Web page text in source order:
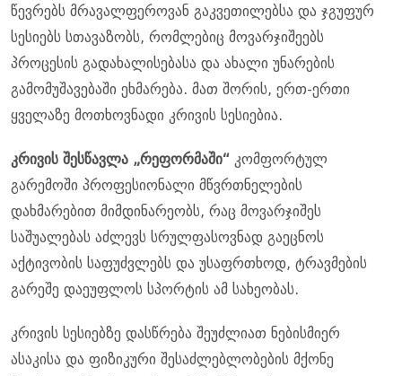
წევრებს მრავალფეროვან გაკვეთილებსა და ჯგუფურ
სესიებს სთავაზობს, რომლებიც მოვარჯიშეებს
პროცესის გადახალისებასა და ახალი უნარების
გამომუშავებაში ეხმარება. მათ შორის, ერთ-ერთი
ყველაზე მოთხოვნადი კრივის სესიებია.
კრივის შესწავლა „რეფორმაში“ კომფორტულ
გარემოში პროფესიონალი მწვრთნელების
დახმარებით მიმდინარეობს, რაც მოვარჯიშეს
საშუალებას აძლევს სრულფასოვნად გაეცნოს
აქტივობის საფუძვლებს და უსაფრთხოდ, ტრავმების
გარეშე დაეუფლოს სპორტის ამ სახეობას.
კრივის სესიებზე დასწრება შეუძლიათ ნებისმიერ
ასაკისა და ფიზიკური შესაძლებლობების მქონე